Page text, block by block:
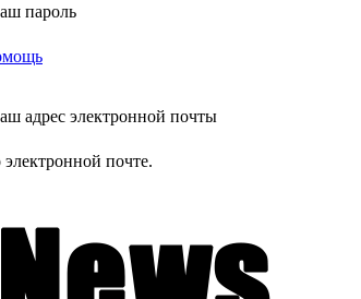
пароль
адрес электронной почты
почте.